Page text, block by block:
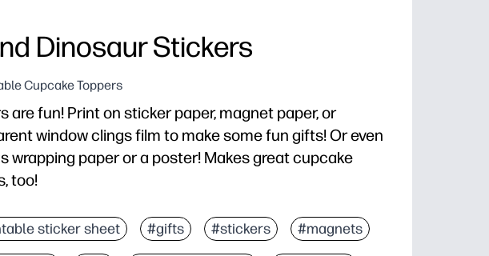
Dinosaur Stickers
Cupcake Toppers
are fun! Print on sticker paper, magnet paper, or
window clings film to make some fun gifts! Or even
wrapping paper or a poster! Makes great cupcake
too!
sticker sheet #gifts #stickers #magnets